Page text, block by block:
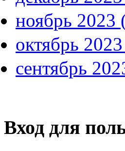
ноябрь 2023
октябрь
сентябрь
Вход для